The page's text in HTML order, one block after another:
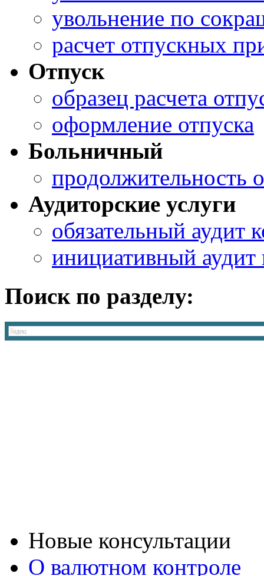
увольнение по
расчет отпускных
Отпуск
образец расчета
оформление отпуска
Больничный
продолжительность
Аудиторские услуги
обязательный аудит
инициативный аудит
Поиск по разделу:
Новые консультации
О валютном контроле